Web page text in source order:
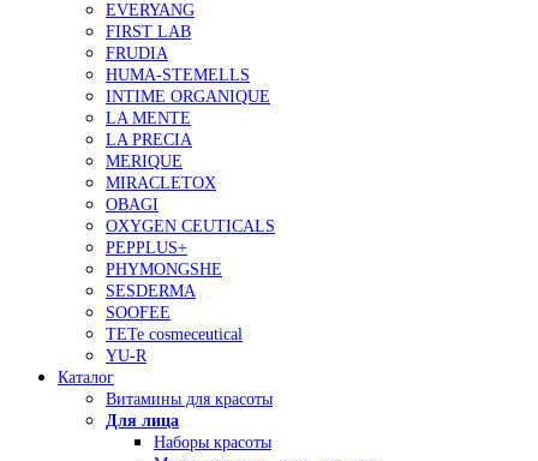
EVERYANG
FIRST LAB
FRUDIA
HUMA-STEMELLS
INTIME ORGANIQUE
LA MENTE
LA PRECIA
MERIQUE
MIRACLETOX
OBAGI
OXYGEN CEUTICALS
PEPPLUS+
PHYMONGSHE
SESDERMA
SOOFEE
TETe cosmeceutical
YU-R
Каталог
Витамины для красоты
Для лица
Наборы красоты